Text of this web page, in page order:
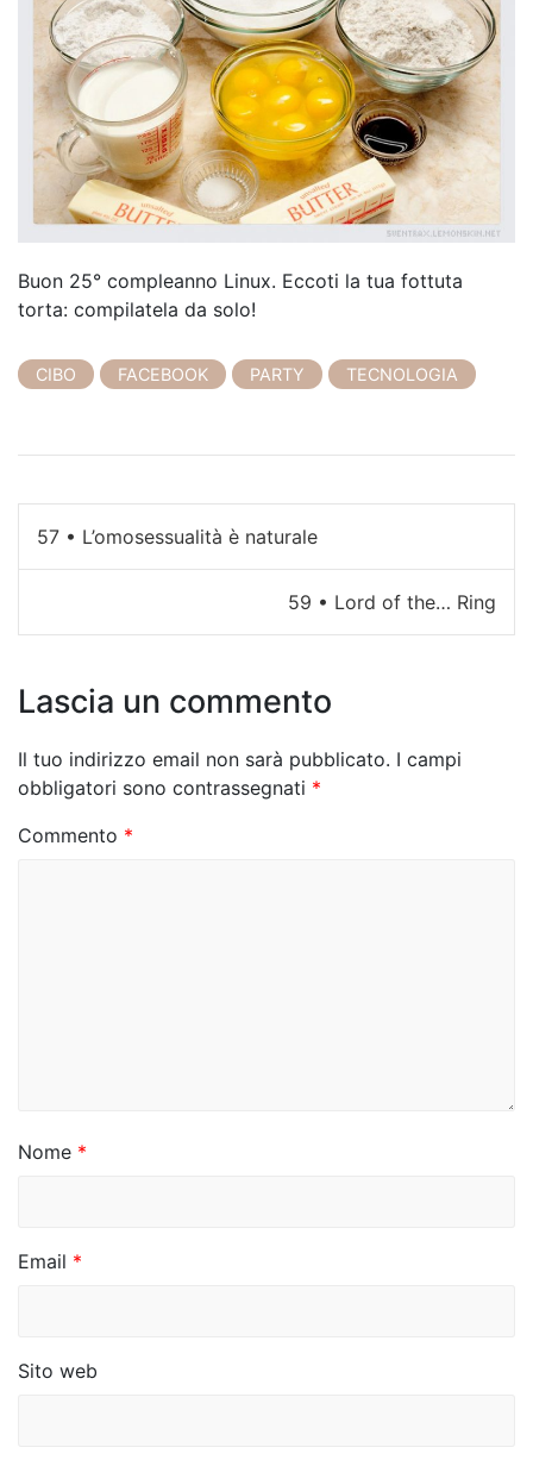
Buon 25° compleanno Linux. Eccoti la tua fottuta
torta: compilatela da solo!
CIBO FACEBOOK PARTY TECNOLOGIA
N
a
g
a
z
i
i
o
57 • L’omosessualità è naturale
59 • Lord of the… Ring
Lascia un commento
Il tuo indirizzo email non sarà pubblicato. I campi
obbligatori sono contrassegnati *
Commento *
Nome *
Email *
Sito web